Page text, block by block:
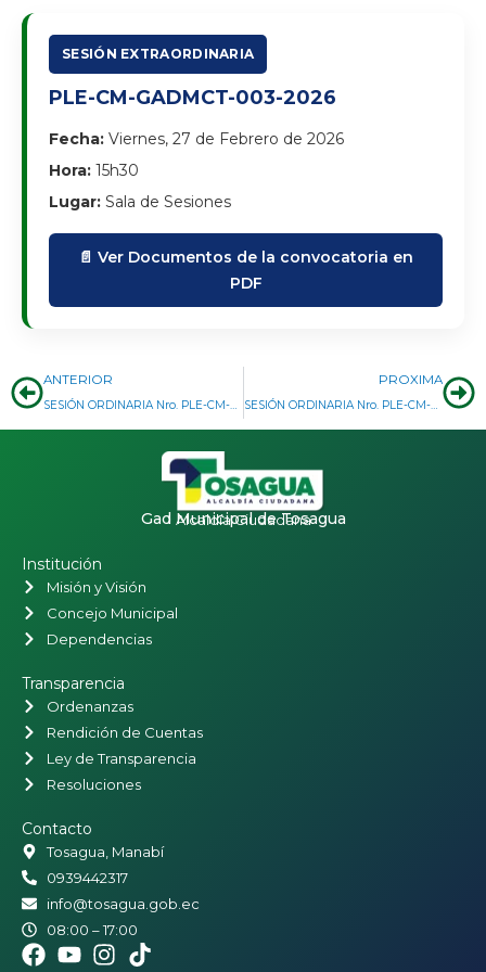
SESIÓN EXTRAORDINARIA
PLE-CM-GADMCT-003-2026
Fecha: Viernes, 27 de Febrero de 2026
Hora: 15h30
Lugar: Sala de Sesiones
📄 Ver Documentos de la convocatoria en
PDF
Prev
ANTERIOR PROXIMA
SESIÓN ORDINARIA Nro. PLE-CM-GADMCT-001-2026
Gad Municipal de Tosagua
Alcaldía Ciudadana
Institución
Misión y Visión
Concejo Municipal
Dependencias
Transparencia
Ordenanzas
Rendición de Cuentas
Ley de Transparencia
Resoluciones
Contacto
Tosagua, Manabí
0939442317
info@tosagua.gob.ec
08:00 – 17:00